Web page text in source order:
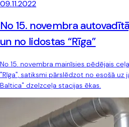
09.11.2022
No 15. novembra
un no lidostas “Rīga”
No 15. novembra mainīsies pēdējais
"Rīga", satiksmi pārslēdzot no esošā uz
Baltica" dzelzceļa stacijas ēkas.